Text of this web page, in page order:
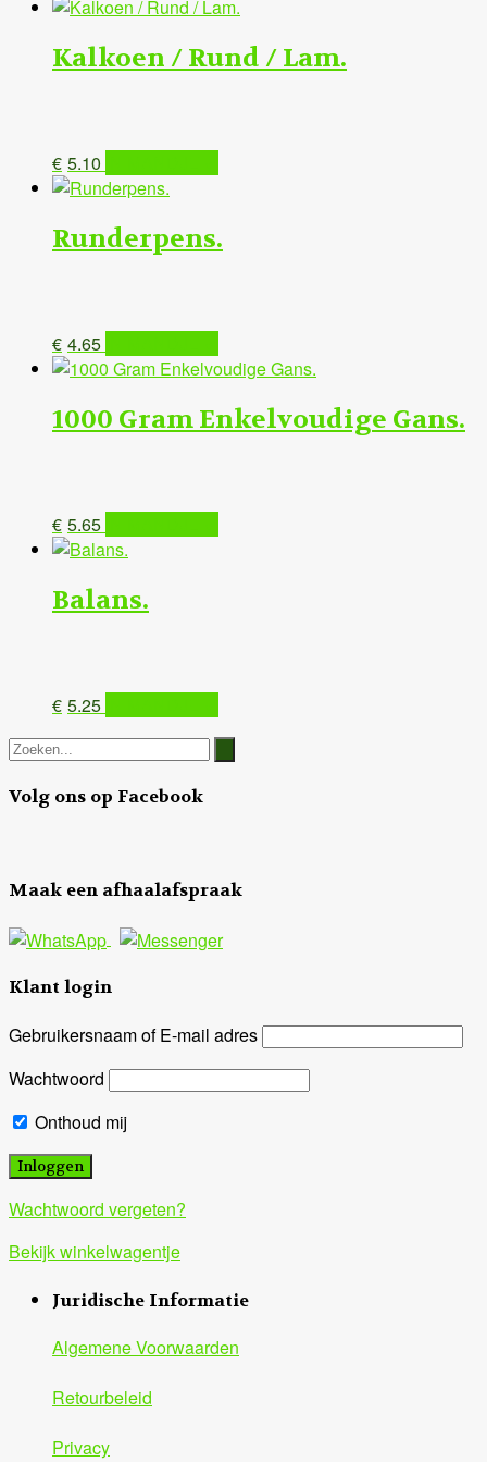
Kalkoen / Rund / Lam.
€ 5.10
Runderpens.
€ 4.65
1000 Gram Enkelvoudige Gans.
€ 5.65
Balans.
€ 5.25
Volg ons op Facebook
Maak een afhaalafspraak
Klant login
Gebruikersnaam of E-mail adres
Wachtwoord
Onthoud mij
Wachtwoord vergeten?
Bekijk winkelwagentje
Juridische Informatie
Algemene Voorwaarden
Retourbeleid
Privacy